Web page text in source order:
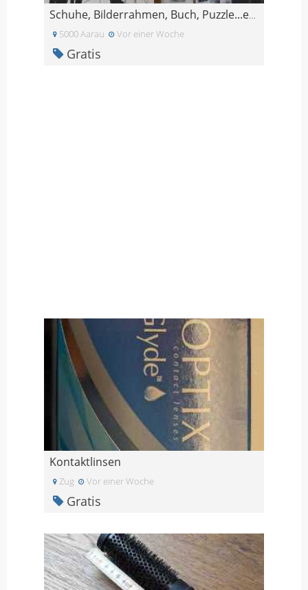
Schuhe, Bilderrahmen, Buch, Puzzle...etc.
5000 Aarau Vor einer Woche
Gratis
Kontaktlinsen
Zug Vor einer Woche
Gratis